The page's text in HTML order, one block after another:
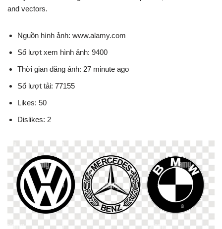
and vectors.
Nguồn hình ảnh: www.alamy.com
Số lượt xem hình ảnh: 9400
Thời gian đăng ảnh: 27 minute ago
Số lượt tải: 77155
Likes: 50
Dislikes: 2